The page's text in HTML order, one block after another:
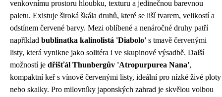
venkovnímu prostoru hloubku, texturu a jedinečnou barevnou
paletu. Existuje široká škála druhů, které se liší tvarem, velikostí a
odstínem červené barvy. Mezi oblíbené a nenáročné druhy patří
například bublinatka kalinolistá 'Diabolo' s tmavě červenými
listy, která vynikne jako solitéra i ve skupinové výsadbě. Další
možností je dřišťál Thunbergův 'Atropurpurea Nana',
kompaktní keř s vínově červenými listy, ideální pro nízké živé ploty
nebo skalky. Pro milovníky japonských zahrad je skvělou volbou